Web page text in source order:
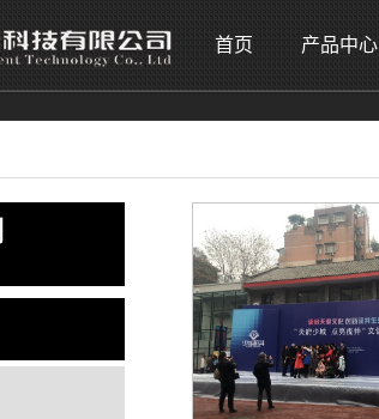
首页 产品中心